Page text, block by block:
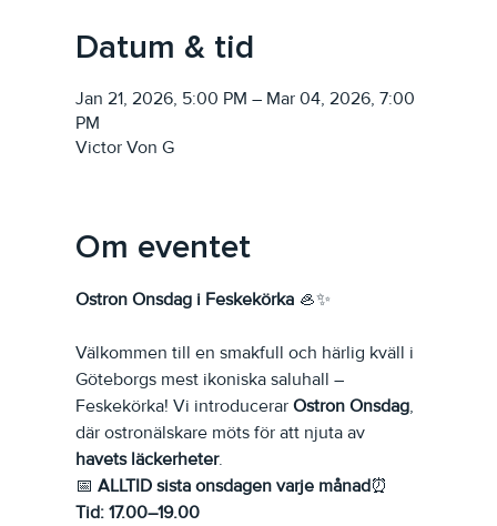
Datum & tid
Jan 21, 2026, 5:00 PM – Mar 04, 2026, 7:00
PM
Victor Von G
Om eventet
Ostron Onsdag i Feskekörka 🦪✨
Välkommen till en smakfull och härlig kväll i
Göteborgs mest ikoniska saluhall –
Feskekörka! Vi introducerar Ostron Onsdag,
där ostronälskare möts för att njuta av
havets läckerheter.
📅 ALLTID sista onsdagen varje månad⏰
Tid: 17.00–19.00